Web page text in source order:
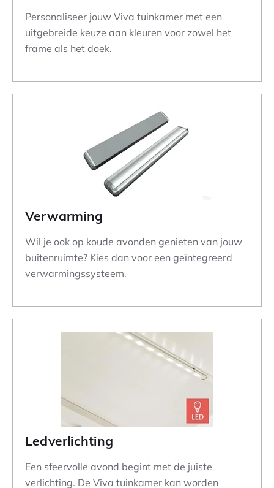
Personaliseer jouw Viva tuinkamer met een
uitgebreide keuze aan kleuren voor zowel het
frame als het doek.
Verwarming
Wil je ook op koude avonden genieten van jouw
buitenruimte? Kies dan voor een geïntegreerd
verwarmingssysteem.
Ledverlichting
Een sfeervolle avond begint met de juiste
verlichting. De Viva tuinkamer kan worden